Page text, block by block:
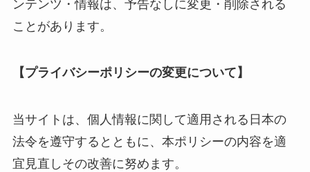
ンテンツ・情報は、予告なしに変更・削除される
ことがあります。
【プライバシーポリシーの変更について】
当サイトは、個人情報に関して適用される日本の
法令を遵守するとともに、本ポリシーの内容を適
宜見直しその改善に努めます。